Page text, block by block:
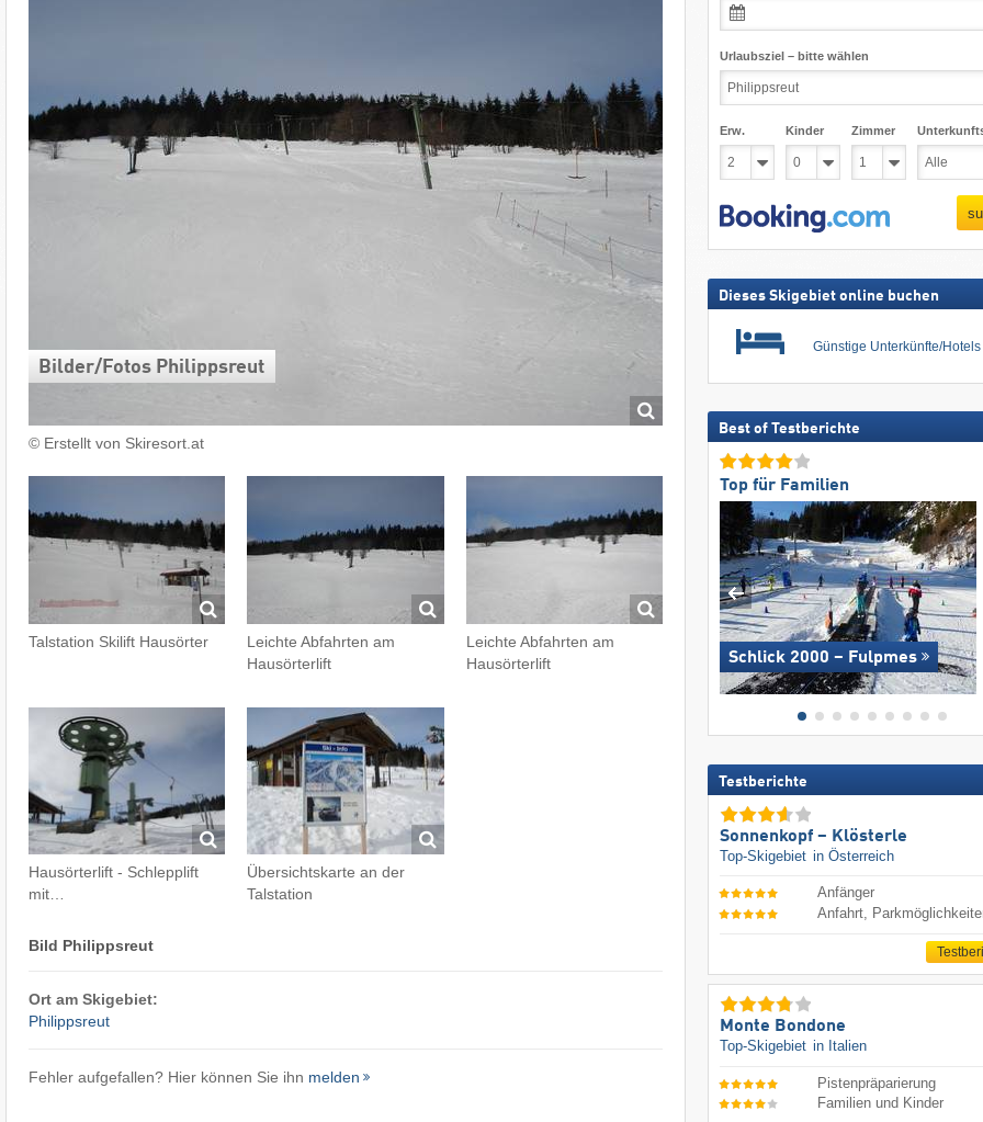
Bilder/​Fotos Philippsreut
© Erstellt von Skiresort.at
Talstation Skilift Hausörter
Leichte Abfahrten am
Hausörterlift
Leichte Abfahrten am
Hausörterlift
Hausörterlift - Schlepplift
mit…
Übersichtskarte an der
Talstation
Bild Philippsreut
Ort am Skigebiet:
Philippsreut
Fehler aufgefallen? Hier können Sie ihn melden
Urlaubsziel – bitte wählen
Erw. Kinder Zimmer
Dieses Skigebiet online buchen
Günstige Unterkünfte/Hotels
Best of Testberichte
Top für Familien
Schlick 2000 – Fulpmes
Testberichte
Sonnenkopf – Klösterle
Top-Skigebiet in Österreich
Anfänger
Anfahrt,
Monte Bondone
Top-Skigebiet in Italien
Pistenpräparierung
Familien und Kinder